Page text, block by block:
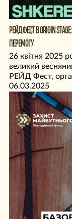
РЕЙД ФЕСТ В ORIGIN
ПЕРЕМОГУ
26 квітня 2025
великий
РЕЙД Фест,
Благодійний
Майбутнього»
«SvaStone» та
06.03.2025